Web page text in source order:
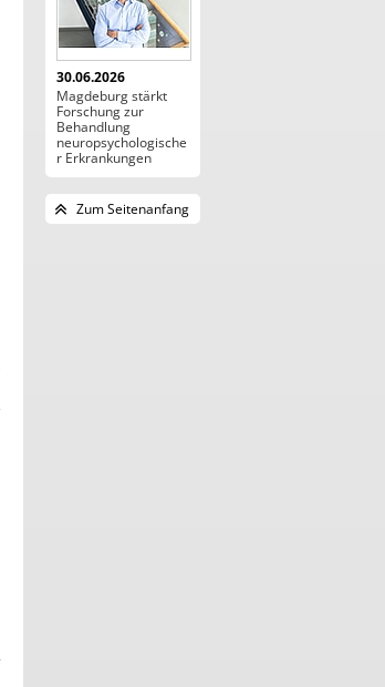
30.06.2026
Magdeburg stärkt
Forschung zur
Behandlung
neuropsychologische
r Erkrankungen
Zum Seitenanfang